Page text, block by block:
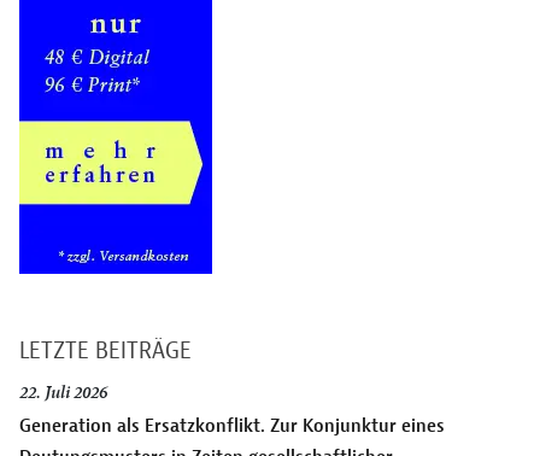
LETZTE BEITRÄGE
22. Juli 2026
Generation als Ersatzkonflikt. Zur Konjunktur eines